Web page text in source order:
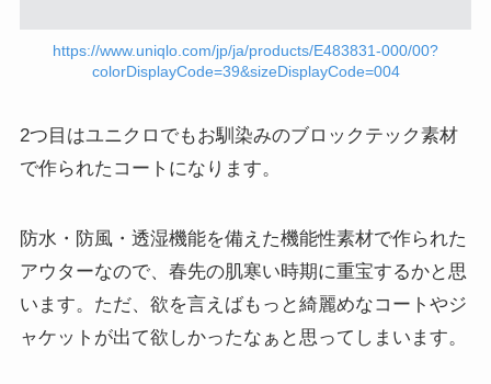
https://www.uniqlo.com/jp/ja/products/E483831-000/00?
colorDisplayCode=39&sizeDisplayCode=004
2つ目はユニクロでもお馴染みのブロックテック素材
で作られたコートになります。
防水・防風・透湿機能を備えた機能性素材で作られた
アウターなので、春先の肌寒い時期に重宝するかと思
います。ただ、欲を言えばもっと綺麗めなコートやジ
ャケットが出て欲しかったなぁと思ってしまいます。